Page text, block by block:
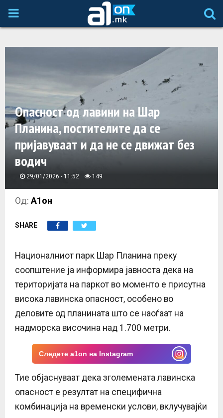
P
A
R
M
E
N
U
Опасност од лавини на Шар
Планина, постителите да се
пријавуваат и да не се движат без
водич
29/01/2026 - 11:52 149
Од:А1он
SHARE
Националниот парк Шар Планина преку
соопштение ја информира јавноста дека на
територијата на паркот во моменто е присутна
висока лавинска опасност, особено во
деловите од планината што се наоѓаат на
надморска височина над 1.700 метри.
Следете a1on на Instagram
Тие објаснуваат дека зголемената лавинска
опасност е резултат на специфична
комбинација на временски услови, вклучувајќи